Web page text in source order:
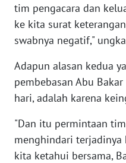
tim pengacara dan
ke kita surat
swabnya negatif,"
Adapun alasan kedua
pembebasan Abu
hari, adalah karena
"Dan itu permintaan
menghindari terjadinya
kita ketahui bersama,
JABAR
WN
NTT
KEPRI